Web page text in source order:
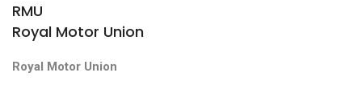
RMU
Royal Motor Union
Royal Motor Union